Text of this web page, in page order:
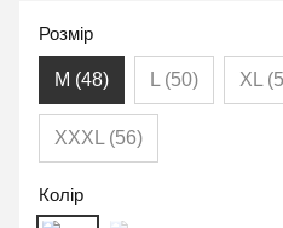
Розмір
M (48) L (50) XL
XXXL (56)
Колір